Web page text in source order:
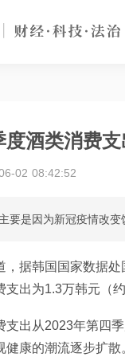
度酒类消费
02 08:42:52
要是因为新冠疫情改变
，据韩国国家数据
支出为1.3万韩元（
支出从2023年第四
健康的潮流逐步扩散